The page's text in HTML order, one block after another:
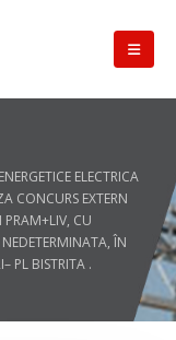
ELECTRICA
CONCURS EXTERN
PRAM+LIV, CU
ÎN
PL BISTRITA .